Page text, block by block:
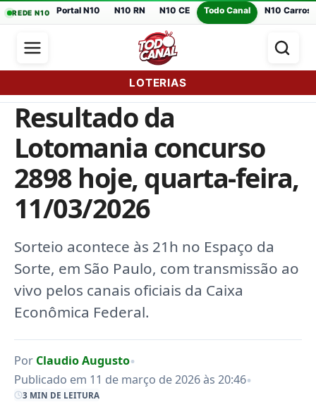
REDE N10 Portal N10 N10 RN N10 CE Todo Canal N10 Carros
LOTERIAS
Resultado da
Lotomania concurso
2898 hoje, quarta-feira,
11/03/2026
Sorteio acontece às 21h no Espaço da
Sorte, em São Paulo, com transmissão ao
vivo pelos canais oficiais da Caixa
Econômica Federal.
Por Claudio Augusto•
Publicado em 11 de março de 2026 às 20:46•
3 MIN DE LEITURA